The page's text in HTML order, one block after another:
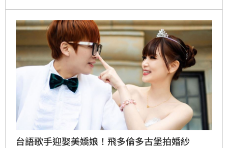
一段旅途。
台語歌手迎娶美嬌娘！飛多倫多古堡拍婚紗